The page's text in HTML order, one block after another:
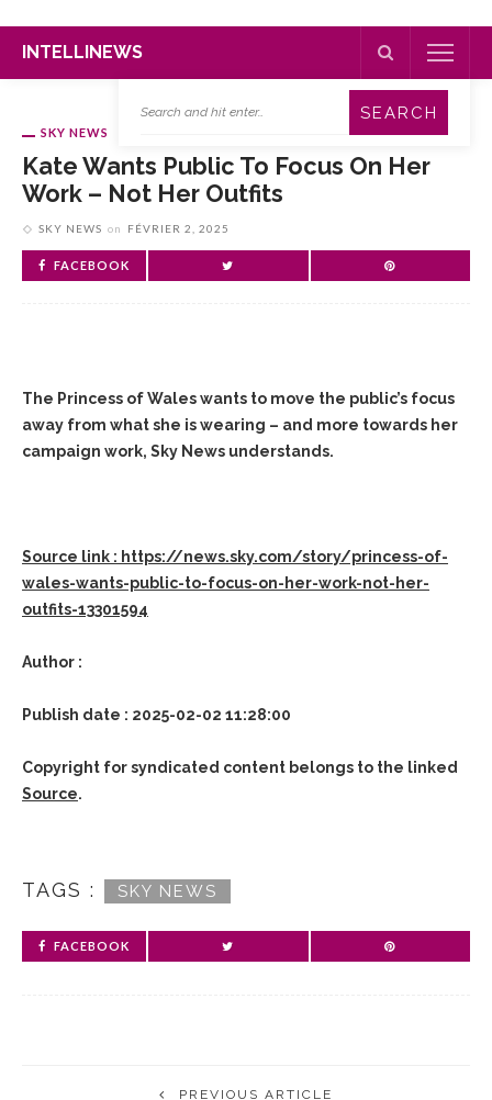
INTELLINEWS
SKY NEWS
Kate Wants Public To Focus On Her
Work – Not Her Outfits
SKY NEWS on FÉVRIER 2, 2025
FACEBOOK
The Princess of Wales wants to move the public’s focus
away from what she is wearing – and more towards her
campaign work, Sky News understands.
Source link : https://news.sky.com/story/princess-of-
wales-wants-public-to-focus-on-her-work-not-her-
outfits-13301594
Author :
Publish date : 2025-02-02 11:28:00
Copyright for syndicated content belongs to the linked
Source.
TAGS : SKY NEWS
FACEBOOK
PREVIOUS ARTICLE